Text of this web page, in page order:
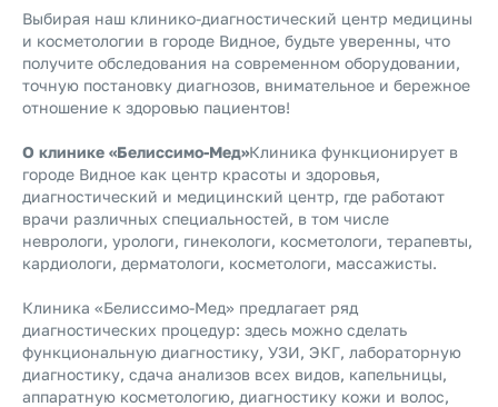
Выбирая наш клинико-диагностический центр медицины
и косметологии в городе Видное, будьте уверенны, что
получите обследования на современном оборудовании,
точную постановку диагнозов, внимательное и бережное
отношение к здоровью пациентов!
О клинике «Белиссимо-Мед»Клиника функционирует в
городе Видное как центр красоты и здоровья,
диагностический и медицинский центр, где работают
врачи различных специальностей, в том числе
неврологи, урологи, гинекологи, косметологи, терапевты,
кардиологи, дерматологи, косметологи, массажисты.
Клиника «Белиссимо-Мед» предлагает ряд
диагностических процедур: здесь можно сделать
функциональную диагностику, УЗИ, ЭКГ, лабораторную
диагностику, сдача анализов всех видов, капельницы,
аппаратную косметологию, диагностику кожи и волос,